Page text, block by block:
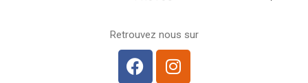
Retrouvez nous sur